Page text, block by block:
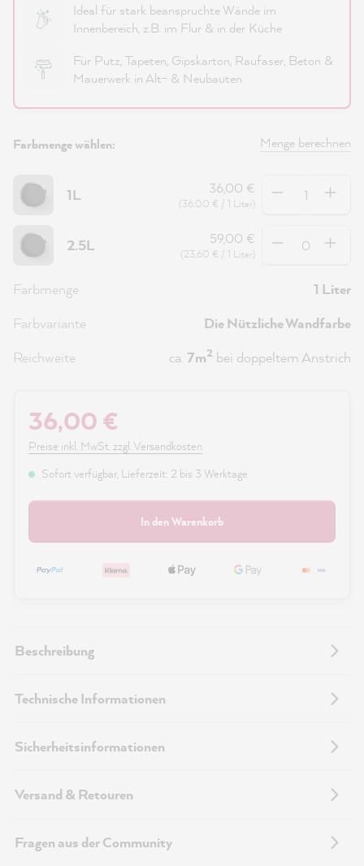
Ideal für stark beanspruchte Wände im
Innenbereich, z.B. im Flur & in der Küche
Für Putz, Tapeten, Gipskarton, Raufaser, Beton &
Mauerwerk in Alt- & Neubauten
Farbmenge wählen: Menge berechnen
1L 36,00 €
(36,00 € / 1 Liter)
2.5L 59,00 €
(23,60 € / 1 Liter)
Farbmenge
1 Liter
Farbvariante
Die Nützliche Wandfarbe
Reichweite
ca. 7m2 bei doppeltem Anstrich
36,00 €
Preise inkl. MwSt. zzgl. Versandkosten
Sofort verfügbar, Lieferzeit: 2 bis 3 Werktage
In den Warenkorb
Beschreibung
Technische Informationen
Sicherheitsinformationen
Versand & Retouren
Fragen aus der Community